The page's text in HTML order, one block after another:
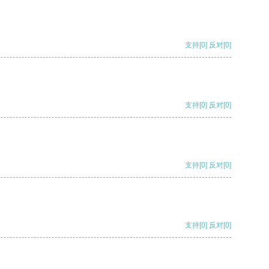
支持[0] 反对[0]
支持[0] 反对[0]
支持[0] 反对[0]
支持[0] 反对[0]